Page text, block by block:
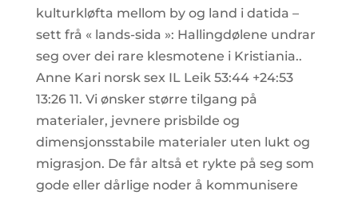
kulturkløfta mellom by og land i datida –
sett frå « lands-sida »: Hallingdølene undrar
seg over dei rare klesmotene i Kristiania..
Anne Kari norsk sex IL Leik 53:44 +24:53
13:26 11. Vi ønsker større tilgang på
materialer, jevnere prisbilde og
dimensjonsstabile materialer uten lukt og
migrasjon. De får altså et rykte på seg som
gode eller dårlige noder å kommunisere